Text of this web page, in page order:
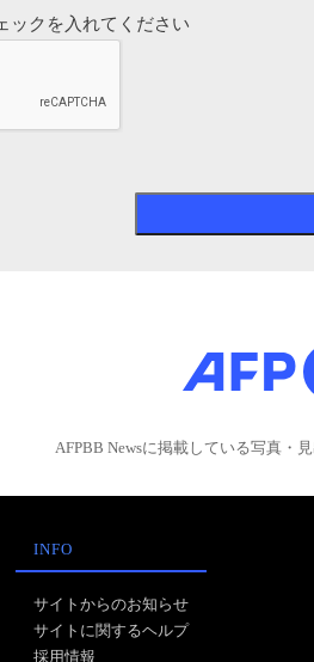
ックを入れてください
AFPBB Newsに掲載している写真・
INFO
サイトからのお知らせ
サイトに関するヘルプ
採用情報